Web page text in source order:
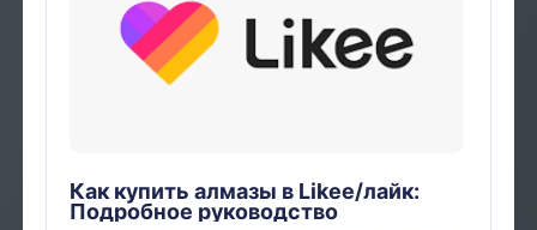
Как купить алмазы в Likee/лайк:
Подробное руководство